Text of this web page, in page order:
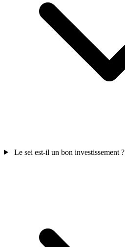
Le sei est-il un bon investissement ?